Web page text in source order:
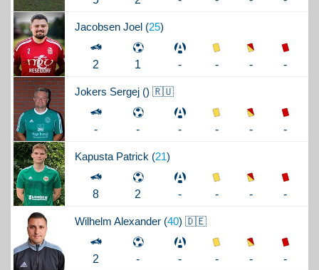
Jacobsen Joel (25)
2 1 - - - -
Jokers Sergej () 🇷🇺
- - - - - -
Kapusta Patrick (21)
8 2 - - - -
Wilhelm Alexander (40) 🇩🇪
2 - - - - -